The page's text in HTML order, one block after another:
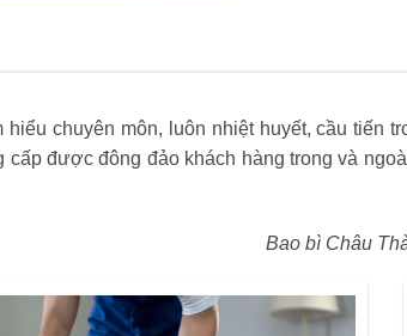
chuyên môn, luôn nhiệt huyết, cầu tiến
được đông đảo khách hàng trong và
Bao bì Châu